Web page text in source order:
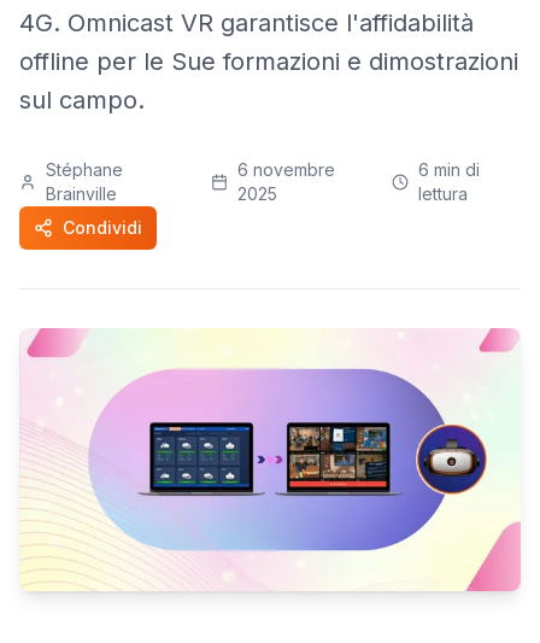
4G. Omnicast VR garantisce l'affidabilità
offline per le Sue formazioni e dimostrazioni
sul campo.
Stéphane
Brainville
6 novembre
2025
6 min di
lettura
Condividi